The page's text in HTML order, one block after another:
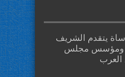
يتقدم الشريف
ومؤسس مجلس
العرب